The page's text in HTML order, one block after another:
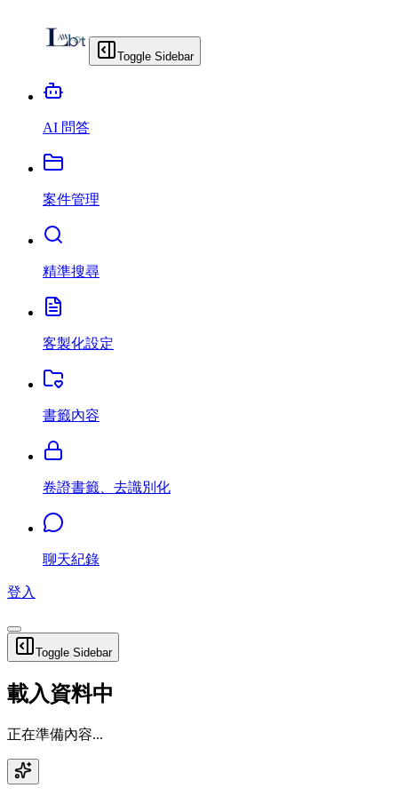
Toggle Sidebar
AI 問答
案件管理
精準搜尋
客製化設定
書籤內容
卷證書籤、去識別化
聊天紀錄
登入
Toggle Sidebar
載入資料中
正在準備內容...